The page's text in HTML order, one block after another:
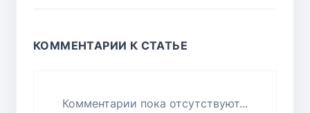
КОММЕНТАРИИ К СТАТЬЕ
Комментарии пока отсутствуют...